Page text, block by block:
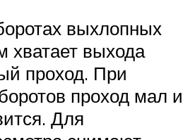
выхлопных
хватает выхода
проход. При
проход мал и
Для